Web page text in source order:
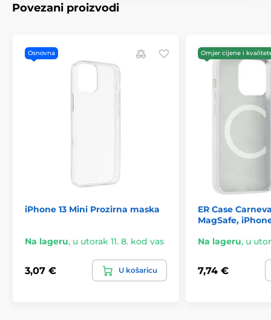
Povezani proizvodi
Osnovna
iPhone 13 Mini Prozirna maska
Na lageru, u utorak 11. 8. kod vas
3,07 € U košaricu
Omjer cijene i
ER Case
MagSafe,
Na lageru, u
7,74 €